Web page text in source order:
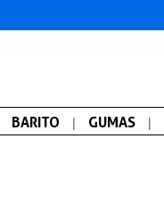
BARITO | GUMAS |